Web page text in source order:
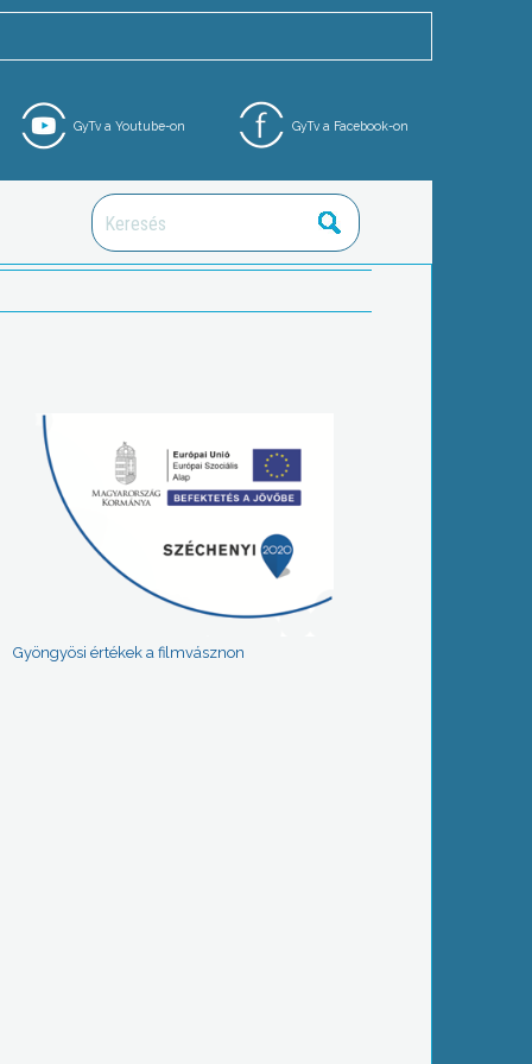
GyTv a Facebook-on
GyTv a Youtube-on
Gyöngyösi értékek a filmvásznon